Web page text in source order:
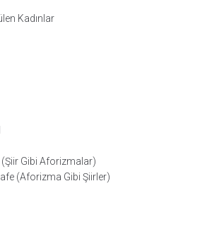
Kadınlar
Gibi Aforizmalar)
(Aforizma Gibi Şiirler)